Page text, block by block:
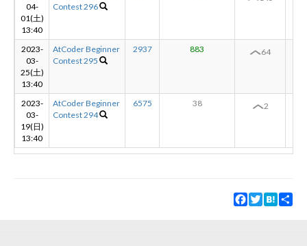
04-
01(土)
13:40
Contest 296
2023-
03-
25(土)
13:40
AtCoder Beginner
Contest 295
2937 883 64
2023-
03-
19(日)
13:40
AtCoder Beginner
Contest 294
6575 38 2
Facebook
TwitterHatena